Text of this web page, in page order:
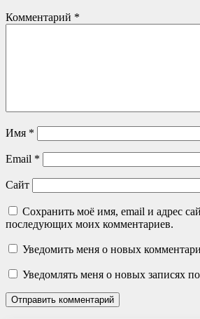
Комментарий *
Имя *
Email *
Сайт
Сохранить моё имя, email и адрес
последующих моих комментариев.
Уведомить меня о новых
Уведомлять меня о новых записях